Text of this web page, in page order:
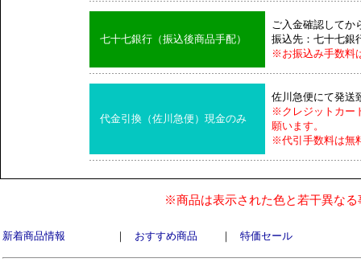
七十七銀行（振込後商品手配）
ご入金確認してか
振込先：七十七銀
※お振込み手数料
代金引換（佐川急便）現金のみ
佐川急便にて発送
※クレジットカー
願います。
※代引手数料は無
※商品は表示された色と若干異な
新着商品情報 ｜ おすすめ商品 ｜ 特価セール